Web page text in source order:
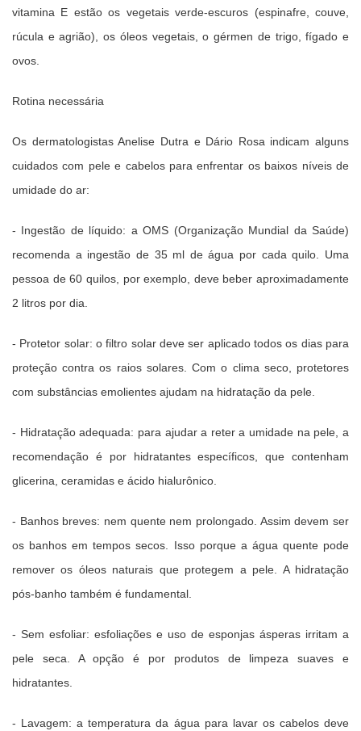
vitamina E estão os vegetais verde-escuros (espinafre, couve,
rúcula e agrião), os óleos vegetais, o gérmen de trigo, fígado e
ovos.
Rotina necessária
Os dermatologistas Anelise Dutra e Dário Rosa indicam alguns
cuidados com pele e cabelos para enfrentar os baixos níveis de
umidade do ar:
- Ingestão de líquido: a OMS (Organização Mundial da Saúde)
recomenda a ingestão de 35 ml de água por cada quilo. Uma
pessoa de 60 quilos, por exemplo, deve beber aproximadamente
2 litros por dia.
- Protetor solar: o filtro solar deve ser aplicado todos os dias para
proteção contra os raios solares. Com o clima seco, protetores
com substâncias emolientes ajudam na hidratação da pele.
- Hidratação adequada: para ajudar a reter a umidade na pele, a
recomendação é por hidratantes específicos, que contenham
glicerina, ceramidas e ácido hialurônico.
- Banhos breves: nem quente nem prolongado. Assim devem ser
os banhos em tempos secos. Isso porque a água quente pode
remover os óleos naturais que protegem a pele. A hidratação
pós-banho também é fundamental.
- Sem esfoliar: esfoliações e uso de esponjas ásperas irritam a
pele seca. A opção é por produtos de limpeza suaves e
hidratantes.
- Lavagem: a temperatura da água para lavar os cabelos deve